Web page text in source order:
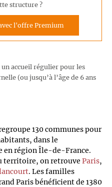
structure ?
l'offre Premium
accueil régulier pour les
(ou jusqu’à l’âge de 6 ans
130 communes pour
dans le
en région Île-de-France.
territoire, on retrouve Paris,
. Les familles
Paris bénéficient de 1380